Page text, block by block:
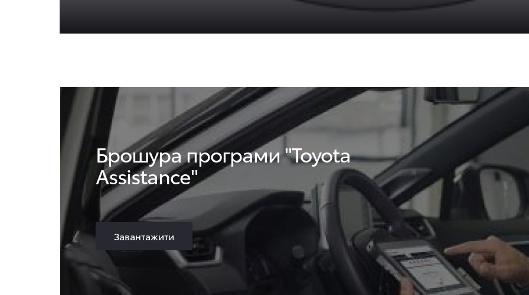
Брошура програми "Toyota
Assistance"
Завантажити